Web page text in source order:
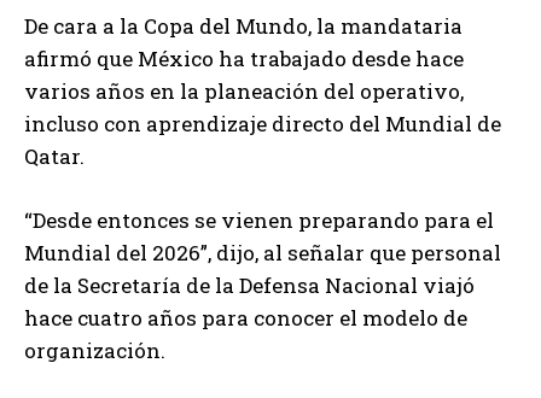
De cara a la Copa del Mundo, la mandataria
afirmó que México ha trabajado desde hace
varios años en la planeación del operativo,
incluso con aprendizaje directo del Mundial de
Qatar.
“Desde entonces se vienen preparando para el
Mundial del 2026”, dijo, al señalar que personal
de la Secretaría de la Defensa Nacional viajó
hace cuatro años para conocer el modelo de
organización.